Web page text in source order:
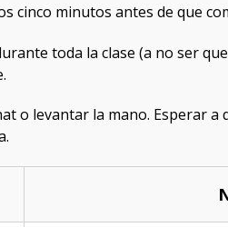
cinco minutos antes de que
toda la clase (a no ser
o levantar la mano. Esperar